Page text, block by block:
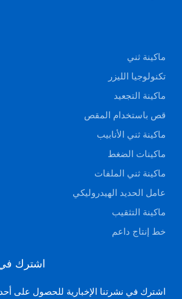
ماكينة ثني
تكنولوجيا الليزر
ماكينة التجعيد
قص باستخدام المقص
ماكينة ثني الأنابيب
ماكينات الضغط
ماكينة ثني الملفات
عامل الحديد الهيدروليكي
ماكينة التثقيب
خط إنتاج داعم
اشترك في
اشترك في نشرتنا الإخبارية للحصول على